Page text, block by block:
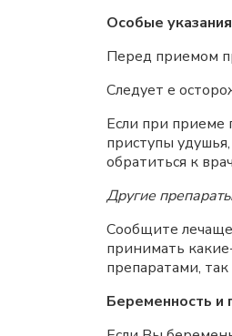
Особые
Перед приемом
Следует е
Если при приеме
приступы
обратиться к
Другие
Сообщите
принимать
препаратами,
Беременность и